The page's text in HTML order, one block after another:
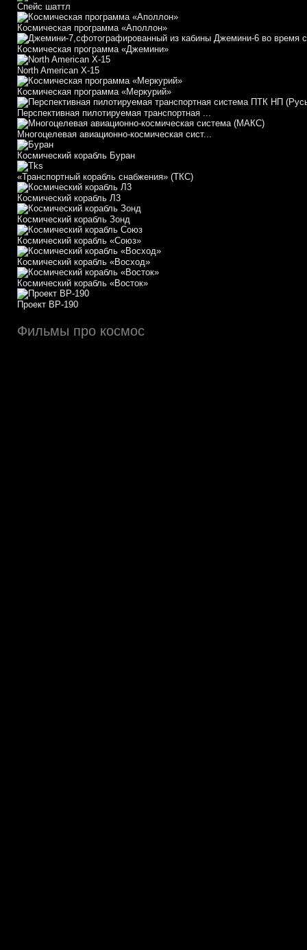
Спейс шаттл
Космическая программа «Аполлон»
Космическая программа «Джемини»
North American X-15
Космическая программа «Меркурий»
Перспективная пилотируемая транспортная ...
Многоцелевая авиационно-космическая сист...
Космический корабль Буран
«Транспортный корабль снабжения» (ТКС)
Космический корабль Л3
Космический корабль Зонд
Космический корабль «Союз»
Космический корабль «Восход»
Космический корабль «Восток»
Проект ВР-190
Фильмы про космос